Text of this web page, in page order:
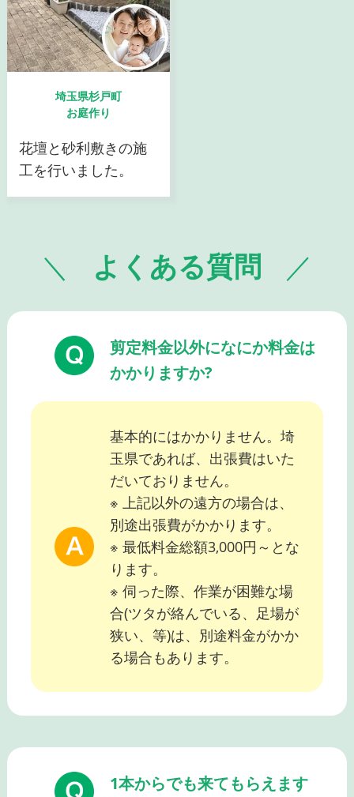
埼玉県杉戸町
お庭作り
花壇と砂利敷きの施
工を行いました。
よくある質問
剪定料金以外になにか料金は
かかりますか?
基本的にはかかりません。埼
玉県であれば、出張費はいた
だいておりません。
※ 上記以外の遠方の場合は、
別途出張費がかかります。
※ 最低料金総額3,000円～とな
ります。
※ 伺った際、作業が困難な場
合(ツタが絡んでいる、足場が
狭い、等)は、別途料金がかか
る場合もあります。
1本からでも来てもらえます